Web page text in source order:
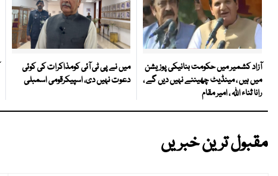
آزاد کشمیر میں حکومت بنانیکی پوزیشن
میں ہیں ، مینڈیٹ چھیننے نہیں دیں گے ،
رانا ثناء اللہ ، امیر مقام
میں نے پی ٹی آئی کومذاکرات کی کوئی
دعوت نہیں دی، اسپیکرقومی اسمبلی
مقبول ترین خبریں